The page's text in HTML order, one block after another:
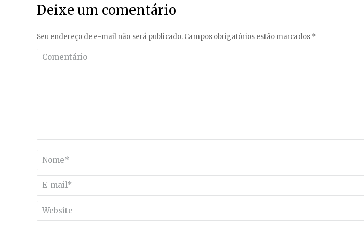
Deixe um comentário
Seu endereço de e-mail não será publicado. Campos obrigatórios estão marcados *
Comentário
Nome *
E-mail *
Website